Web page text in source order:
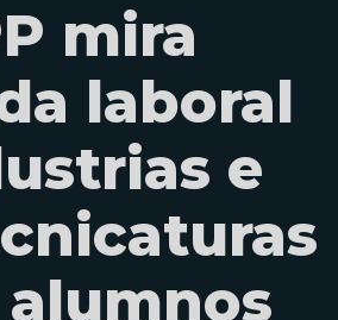
mira
laboral
e
alumnos